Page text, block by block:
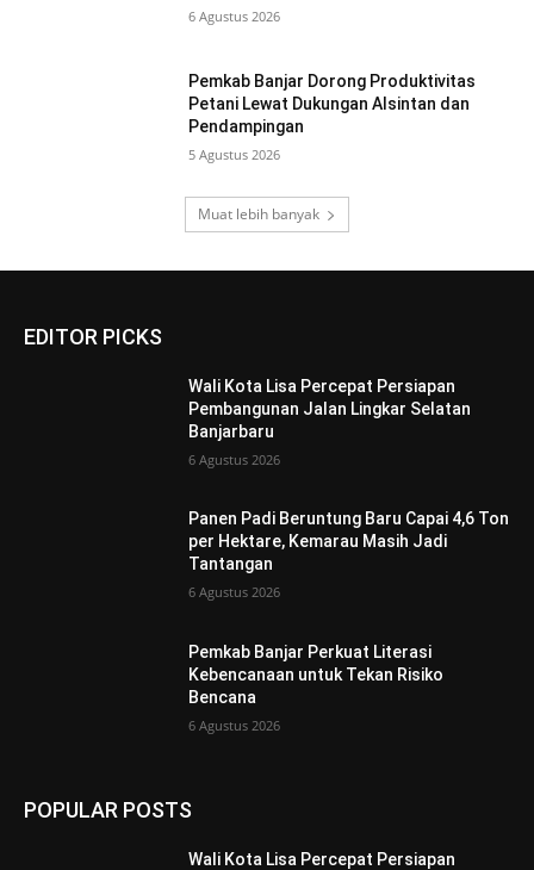
6 Agustus 2026
Pemkab Banjar Dorong Produktivitas
Petani Lewat Dukungan Alsintan dan
Pendampingan
5 Agustus 2026
Muat lebih banyak
EDITOR PICKS
Wali Kota Lisa Percepat Persiapan
Pembangunan Jalan Lingkar Selatan
Banjarbaru
6 Agustus 2026
Panen Padi Beruntung Baru Capai 4,6 Ton
per Hektare, Kemarau Masih Jadi
Tantangan
6 Agustus 2026
Pemkab Banjar Perkuat Literasi
Kebencanaan untuk Tekan Risiko
Bencana
6 Agustus 2026
POPULAR POSTS
Wali Kota Lisa Percepat Persiapan